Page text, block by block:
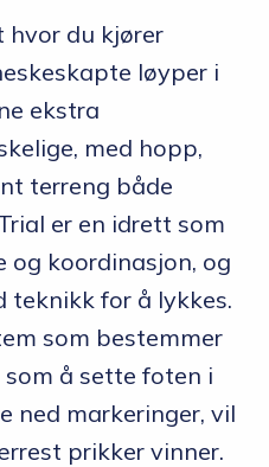
hvor du kjører
løyper i
ekstra
med hopp,
terreng både
er en idrett som
og koordinasjon, og
teknikk for å lykkes.
som bestemmer
som å sette foten i
ned markeringer, vil
prikker vinner.